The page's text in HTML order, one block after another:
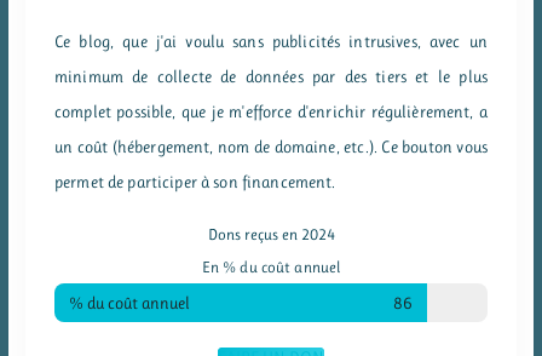
Ce blog, que j'ai voulu sans publicités intrusives, avec un
minimum de collecte de données par des tiers et le plus
complet possible, que je m'efforce d'enrichir régulièrement, a
un coût (hébergement, nom de domaine, etc.). Ce bouton vous
permet de participer à son financement.
Dons reçus en 2024
En % du coût annuel
% du coût annuel 86